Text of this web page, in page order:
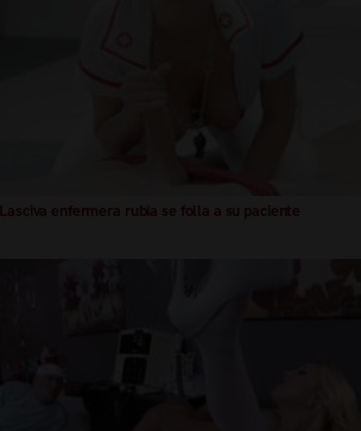
Lasciva enfermera rubia se folla a su paciente